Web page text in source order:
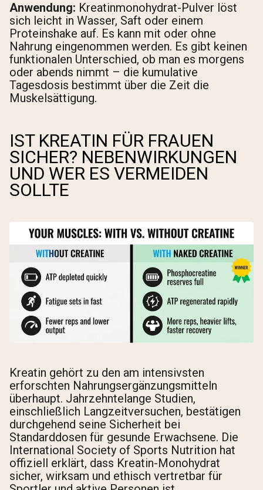
Anwendung: Kreatinmonohydrat-Pulver löst
sich leicht in Wasser, Saft oder einem
Proteinshake auf. Es kann mit oder ohne
Nahrung eingenommen werden. Es gibt keinen
funktionalen Unterschied, ob man es morgens
oder abends nimmt – die kumulative
Tagesdosis bestimmt über die Zeit die
Muskelsättigung.
IST KREATIN FÜR FRAUEN
SICHER? NEBENWIRKUNGEN
UND WER ES VERMEIDEN
SOLLTE
Kreatin gehört zu den am intensivsten
erforschten Nahrungsergänzungsmitteln
überhaupt. Jahrzehntelange Studien,
einschließlich Langzeitversuchen, bestätigen
durchgehend seine Sicherheit bei
Standarddosen für gesunde Erwachsene. Die
International Society of Sports Nutrition hat
offiziell erklärt, dass Kreatin-Monohydrat
sicher, wirksam und ethisch vertretbar für